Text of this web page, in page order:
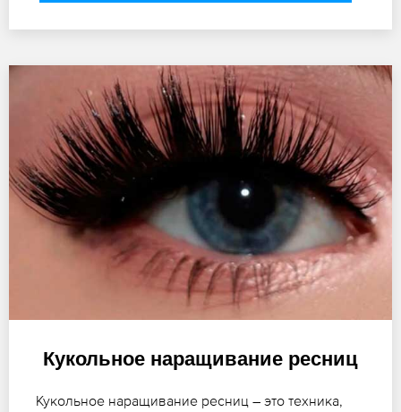
Кукольное наращивание ресниц
Кукольное наращивание ресниц – это техника,